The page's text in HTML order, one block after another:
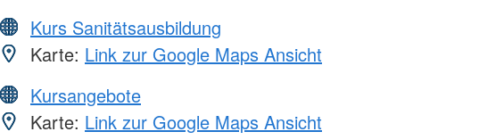
Kurs Sanitätsausbildung
Karte: Link zur Google Maps Ansicht
Kursangebote
Karte: Link zur Google Maps Ansicht